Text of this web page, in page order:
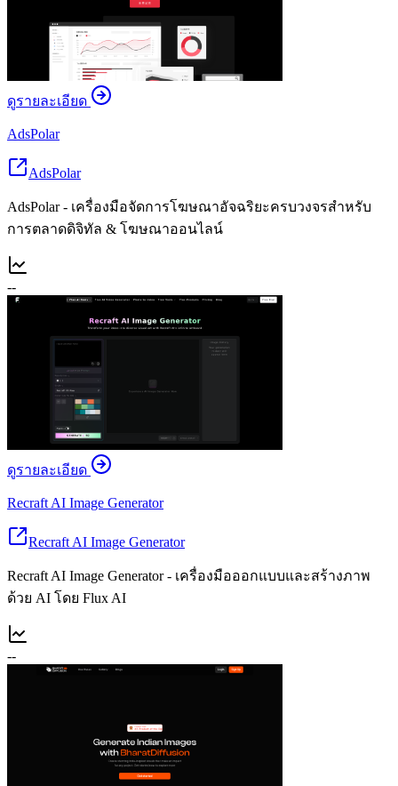
ดูรายละเอียด
AdsPolar
AdsPolar
AdsPolar - เครื่องมือจัดการโฆษณาอัจฉริยะครบวงจรสำหรับ
การตลาดดิจิทัล & โฆษณาออนไลน์
--
ดูรายละเอียด
Recraft AI Image Generator
Recraft AI Image Generator
Recraft AI Image Generator - เครื่องมือออกแบบและสร้างภาพ
ด้วย AI โดย Flux AI
--